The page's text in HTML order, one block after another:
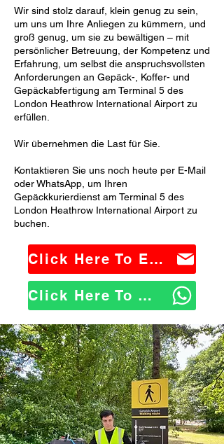
Wir sind stolz darauf, klein genug zu sein,
um uns um Ihre Anliegen zu kümmern, und
groß genug, um sie zu bewältigen – mit
persönlicher Betreuung, der Kompetenz und
Erfahrung, um selbst die anspruchsvollsten
Anforderungen an Gepäck-, Koffer- und
Gepäckabfertigung am Terminal 5 des
London Heathrow International Airport zu
erfüllen.
Wir übernehmen die Last für Sie.
Kontaktieren Sie uns noch heute per E-Mail
oder WhatsApp, um Ihren
Gepäckkurierdienst am Terminal 5 des
London Heathrow International Airport zu
buchen.
Click Here To Email Us
Click Here To WhatsApp Us